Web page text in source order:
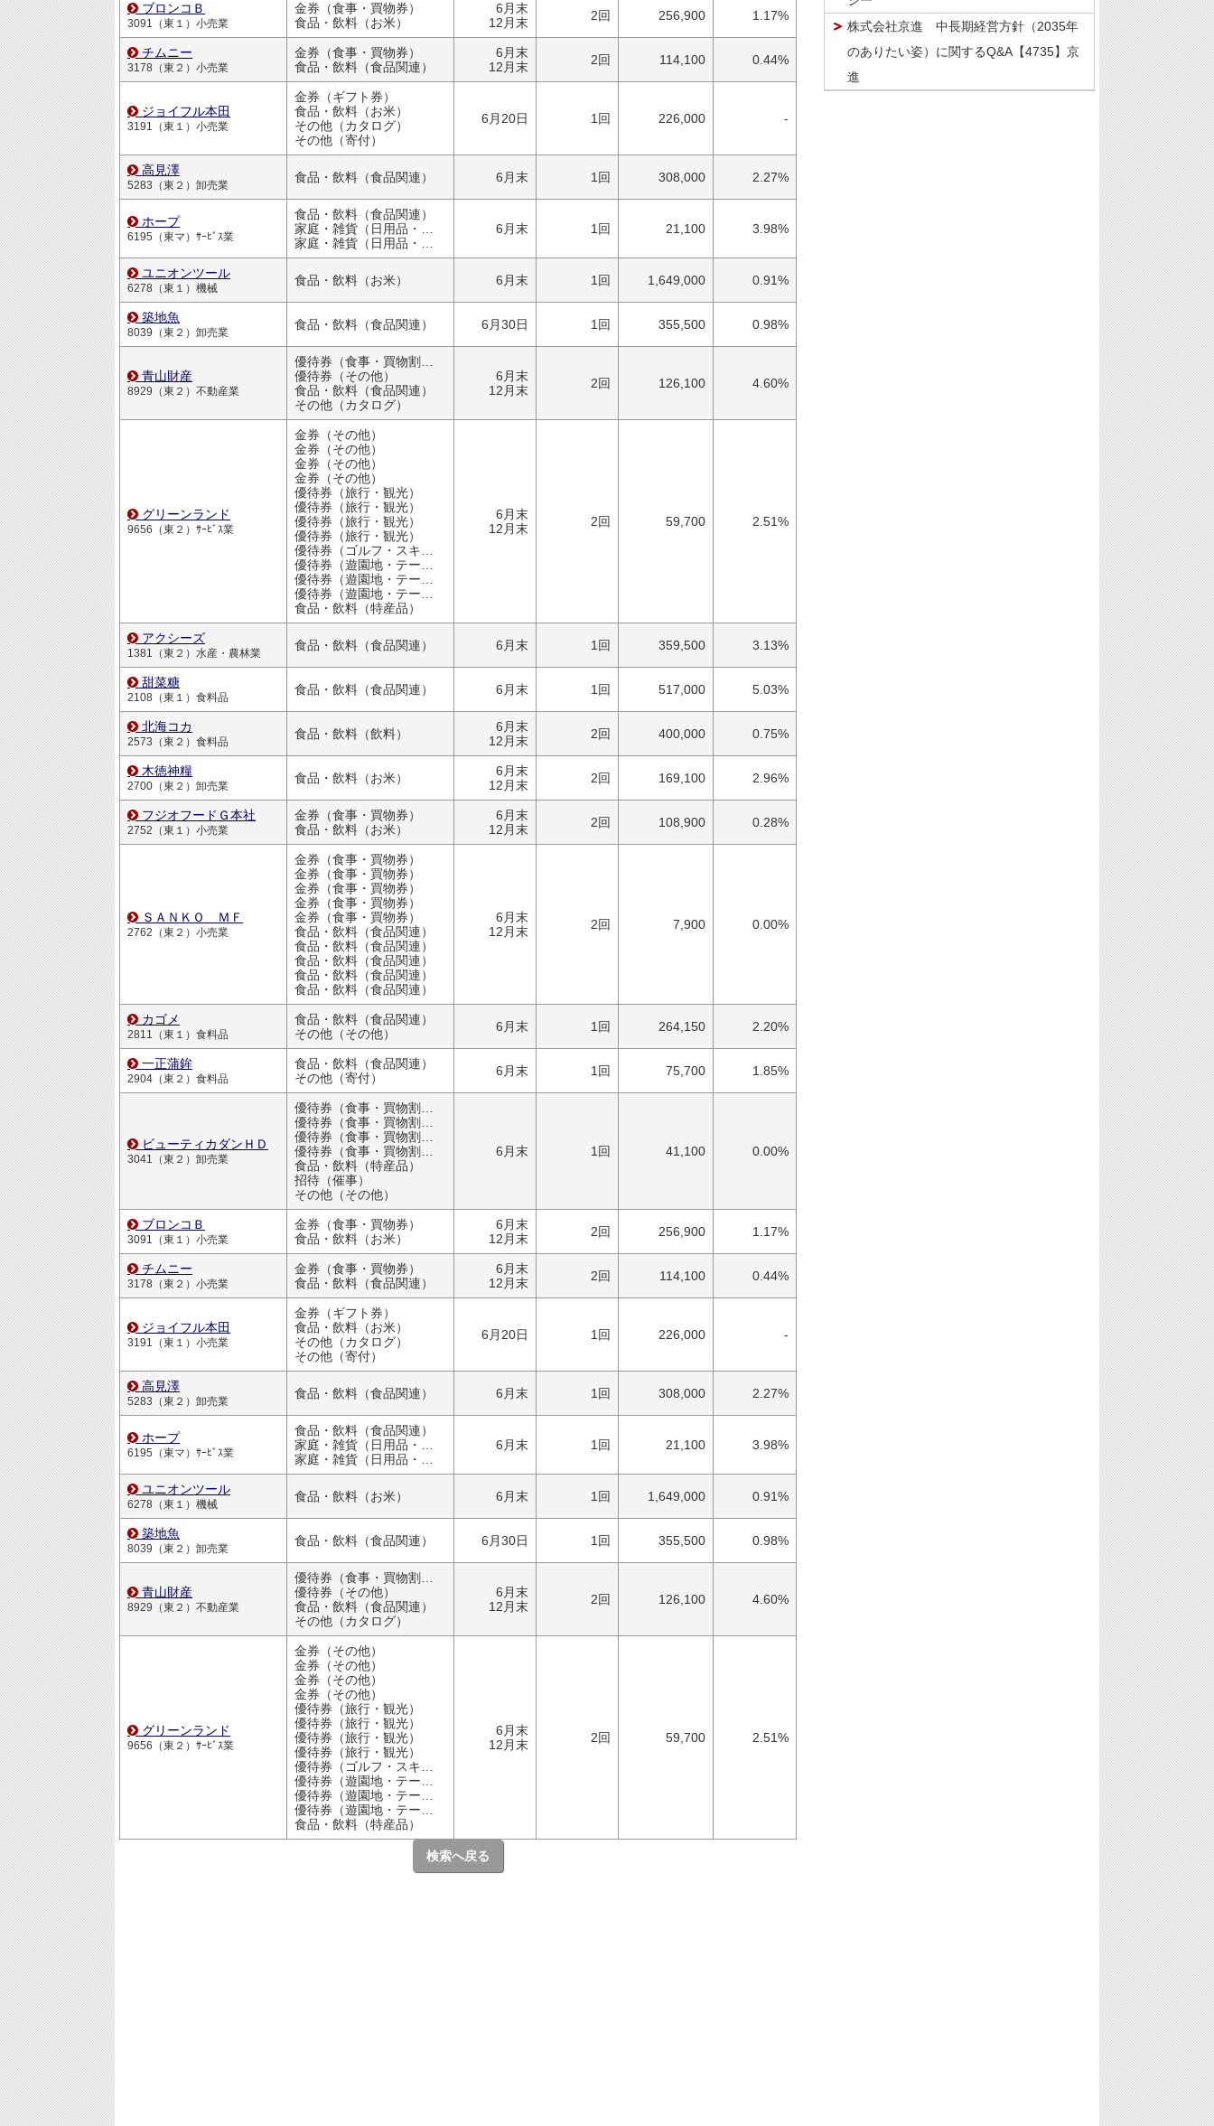
ブロンコＢ
3091（東１）小売業
金券（食事・買物券）
食品・飲料（お米）
6月末
12月末
2回 256,900 1.17%
チムニー
3178（東２）小売業
金券（食事・買物券）
食品・飲料（食品関連）
6月末
12月末
2回 114,100 0.44%
ジョイフル本田
3191（東１）小売業
金券（ギフト券）
食品・飲料（お米）
その他（カタログ）
その他（寄付）
6月20日 1回 226,000 -
高見澤
5283（東２）卸売業
食品・飲料（食品関連） 6月末 1回 308,000 2.27%
ホープ
6195（東マ）ｻｰﾋﾞｽ業
食品・飲料（食品関連）
家庭・雑貨（日用品・文房具）
家庭・雑貨（日用品・文房具）
6月末 1回 21,100 3.98%
ユニオンツール
6278（東１）機械
食品・飲料（お米） 6月末 1回 1,649,000 0.91%
築地魚
8039（東２）卸売業
食品・飲料（食品関連） 6月30日 1回 355,500 0.98%
青山財産
8929（東２）不動産業
優待券（食事・買物割引券）
優待券（その他）
食品・飲料（食品関連）
その他（カタログ）
6月末
12月末
2回 126,100 4.60%
グリーンランド
9656（東２）ｻｰﾋﾞｽ業
金券（その他）
金券（その他）
金券（その他）
金券（その他）
優待券（旅行・観光）
優待券（旅行・観光）
優待券（旅行・観光）
優待券（旅行・観光）
優待券（ゴルフ・スキー）
優待券（遊園地・テーマパーク）
優待券（遊園地・テーマパーク）
優待券（遊園地・テーマパーク）
食品・飲料（特産品）
6月末
12月末
2回 59,700 2.51%
アクシーズ
1381（東２）水産・農林業
食品・飲料（食品関連） 6月末 1回 359,500 3.13%
甜菜糖
2108（東１）食料品
食品・飲料（食品関連） 6月末 1回 517,000 5.03%
北海コカ
2573（東２）食料品
食品・飲料（飲料）
6月末
12月末
2回 400,000 0.75%
木徳神糧
2700（東２）卸売業
食品・飲料（お米）
6月末
12月末
2回 169,100 2.96%
フジオフードＧ本社
2752（東１）小売業
金券（食事・買物券）
食品・飲料（お米）
6月末
12月末
2回 108,900 0.28%
ＳＡＮＫＯ ＭＦ
2762（東２）小売業
金券（食事・買物券）
金券（食事・買物券）
金券（食事・買物券）
金券（食事・買物券）
金券（食事・買物券）
食品・飲料（食品関連）
食品・飲料（食品関連）
食品・飲料（食品関連）
食品・飲料（食品関連）
食品・飲料（食品関連）
6月末
12月末
2回 7,900 0.00%
カゴメ
2811（東１）食料品
食品・飲料（食品関連）
その他（その他）
6月末 1回 264,150 2.20%
一正蒲鉾
2904（東２）食料品
食品・飲料（食品関連）
その他（寄付）
6月末 1回 75,700 1.85%
ビューティカダンＨＤ
3041（東２）卸売業
優待券（食事・買物割引券）
優待券（食事・買物割引券）
優待券（食事・買物割引券）
優待券（食事・買物割引券）
食品・飲料（特産品）
招待（催事）
その他（その他）
6月末 1回 41,100 0.00%
ブロンコＢ
3091（東１）小売業
金券（食事・買物券）
食品・飲料（お米）
6月末
12月末
2回 256,900 1.17%
チムニー
3178（東２）小売業
金券（食事・買物券）
食品・飲料（食品関連）
6月末
12月末
2回 114,100 0.44%
ジョイフル本田
3191（東１）小売業
金券（ギフト券）
食品・飲料（お米）
その他（カタログ）
その他（寄付）
6月20日 1回 226,000 -
高見澤
5283（東２）卸売業
食品・飲料（食品関連） 6月末 1回 308,000 2.27%
ホープ
6195（東マ）ｻｰﾋﾞｽ業
食品・飲料（食品関連）
家庭・雑貨（日用品・文房具）
家庭・雑貨（日用品・文房具）
6月末 1回 21,100 3.98%
ユニオンツール
6278（東１）機械
食品・飲料（お米） 6月末 1回 1,649,000 0.91%
築地魚
8039（東２）卸売業
食品・飲料（食品関連） 6月30日 1回 355,500 0.98%
青山財産
8929（東２）不動産業
優待券（食事・買物割引券）
優待券（その他）
食品・飲料（食品関連）
その他（カタログ）
6月末
12月末
2回 126,100 4.60%
グリーンランド
9656（東２）ｻｰﾋﾞｽ業
金券（その他）
金券（その他）
金券（その他）
金券（その他）
優待券（旅行・観光）
優待券（旅行・観光）
優待券（旅行・観光）
優待券（旅行・観光）
優待券（ゴルフ・スキー）
優待券（遊園地・テーマパーク）
優待券（遊園地・テーマパーク）
優待券（遊園地・テーマパーク）
食品・飲料（特産品）
6月末
12月末
2回 59,700 2.51%
検索へ戻る
株式会社京進 中長期経営方針（2035年
のありたい姿）に関するQ&A【4735】京
進